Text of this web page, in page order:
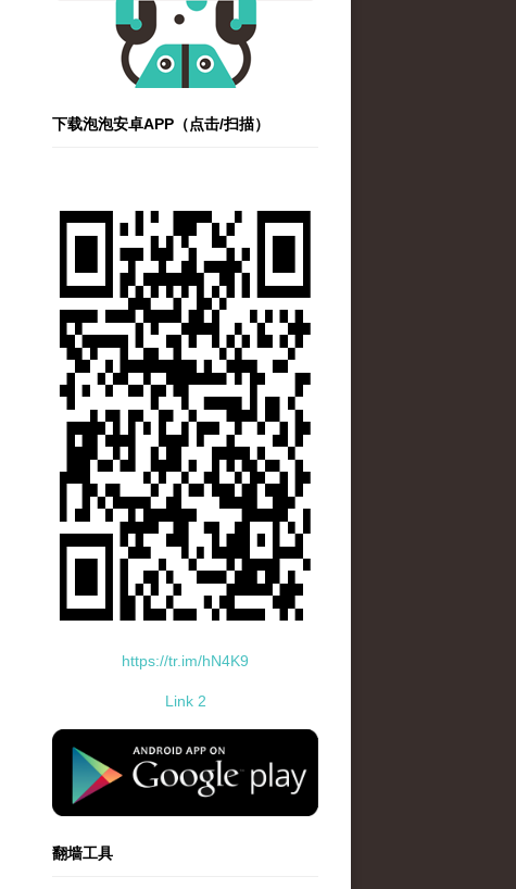
下载泡泡安卓APP（点击/扫描）
https://tr.im/hN4K9
Link 2
standard-icon-googleplay-app-store.png
翻墙工具